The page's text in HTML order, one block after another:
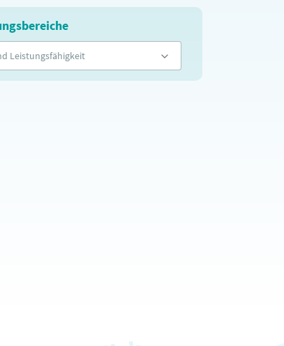
Leistungsfähigkeit